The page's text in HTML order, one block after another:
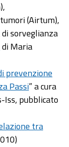
(Airtum),
sorveglianza
di Maria
prevenzione
Passi” a cura
Iss, pubblicato
tra